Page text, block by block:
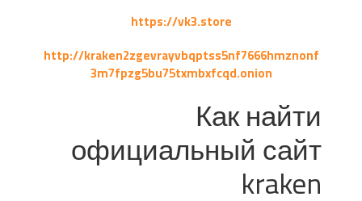
https://vk3.store
http://kraken2zgevrayvbqptss5nf7666hmznonf
3m7fpzg5bu75txmbxfcqd.onion
Как найти
официальный сайт
kraken